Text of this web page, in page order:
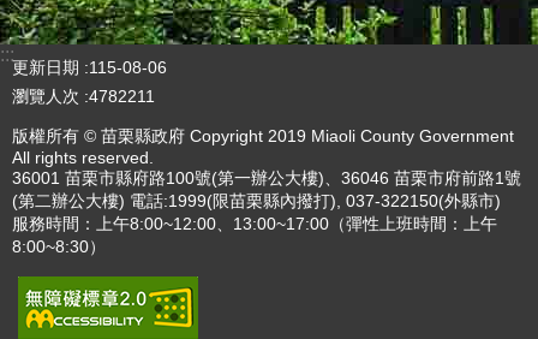
:::
更新日期
115-08-06
瀏覽人次 4782211
版權所有 © 苗栗縣政府 Copyright 2019 Miaoli County Government
All rights reserved.
36001 苗栗市縣府路100號(第一辦公大樓)、36046 苗栗市府前路1號
(第二辦公大樓) 電話:1999(限苗栗縣內撥打), 037-322150(外縣市)
服務時間：上午8:00~12:00、13:00~17:00（彈性上班時間：上午
8:00~8:30）